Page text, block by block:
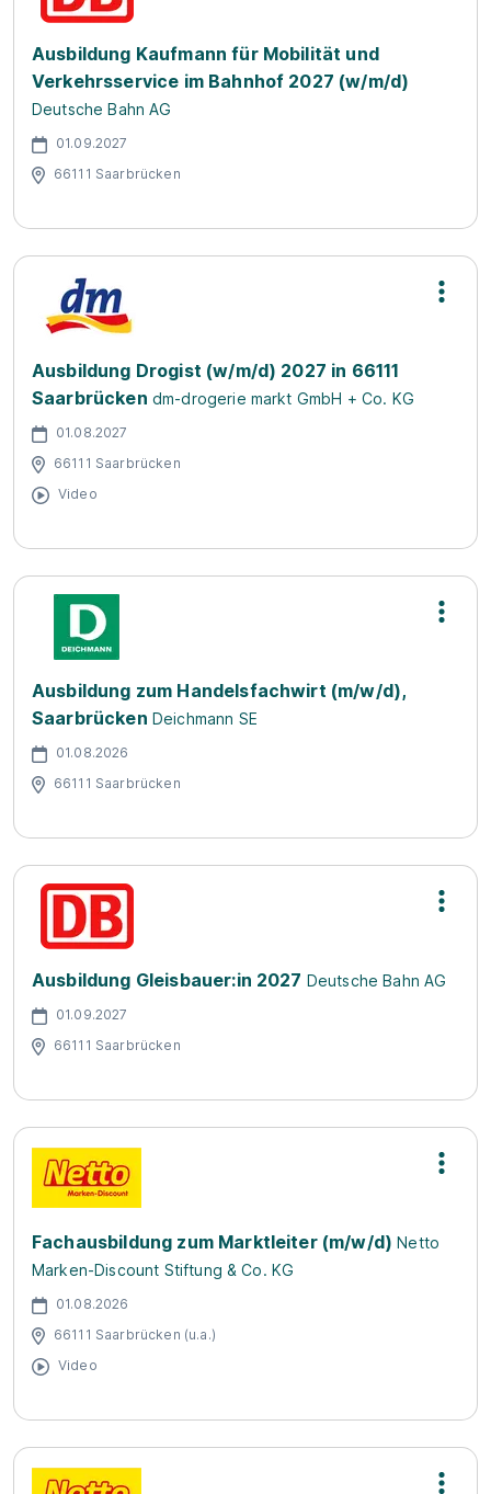
Ausbildung Kaufmann für Mobilität und
Verkehrsservice im Bahnhof 2027 (w/m/d)
Deutsche Bahn AG
01.09.2027
66111 Saarbrücken
Ausbildung Drogist (w/m/d) 2027 in 66111
Saarbrücken dm-drogerie markt GmbH + Co. KG
01.08.2027
66111 Saarbrücken
Video
Ausbildung zum Handelsfachwirt (m/w/d),
Saarbrücken Deichmann SE
01.08.2026
66111 Saarbrücken
Ausbildung Gleisbauer:in 2027 Deutsche Bahn AG
01.09.2027
66111 Saarbrücken
Fachausbildung zum Marktleiter (m/w/d) Netto
Marken-Discount Stiftung & Co. KG
01.08.2026
66111 Saarbrücken (u.a.)
Video